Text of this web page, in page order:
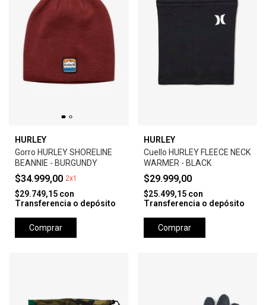
HURLEY
Gorro HURLEY SHORELINE
BEANNIE - BURGUNDY
$34.999,00 2x1
$29.749,15 con
Transferencia o depósito
Comprar
HURLEY
Cuello HURLEY FLEECE NECK
WARMER - BLACK
$29.999,00
$25.499,15 con
Transferencia o depósito
Comprar